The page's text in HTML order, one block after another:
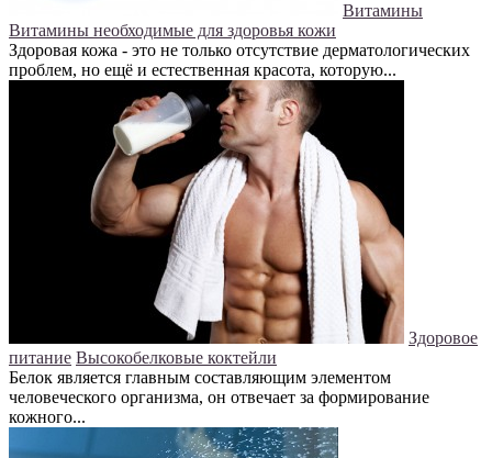
Витамины
Витамины необходимые для здоровья кожи
Здоровая кожа - это не только отсутствие дерматологических
проблем, но ещё и естественная красота, которую...
Здоровое
питание Высокобелковые коктейли
Белок является главным составляющим элементом
человеческого организма, он отвечает за формирование
кожного...